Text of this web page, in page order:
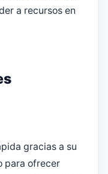
a recursos en
gracias a su
para ofrecer